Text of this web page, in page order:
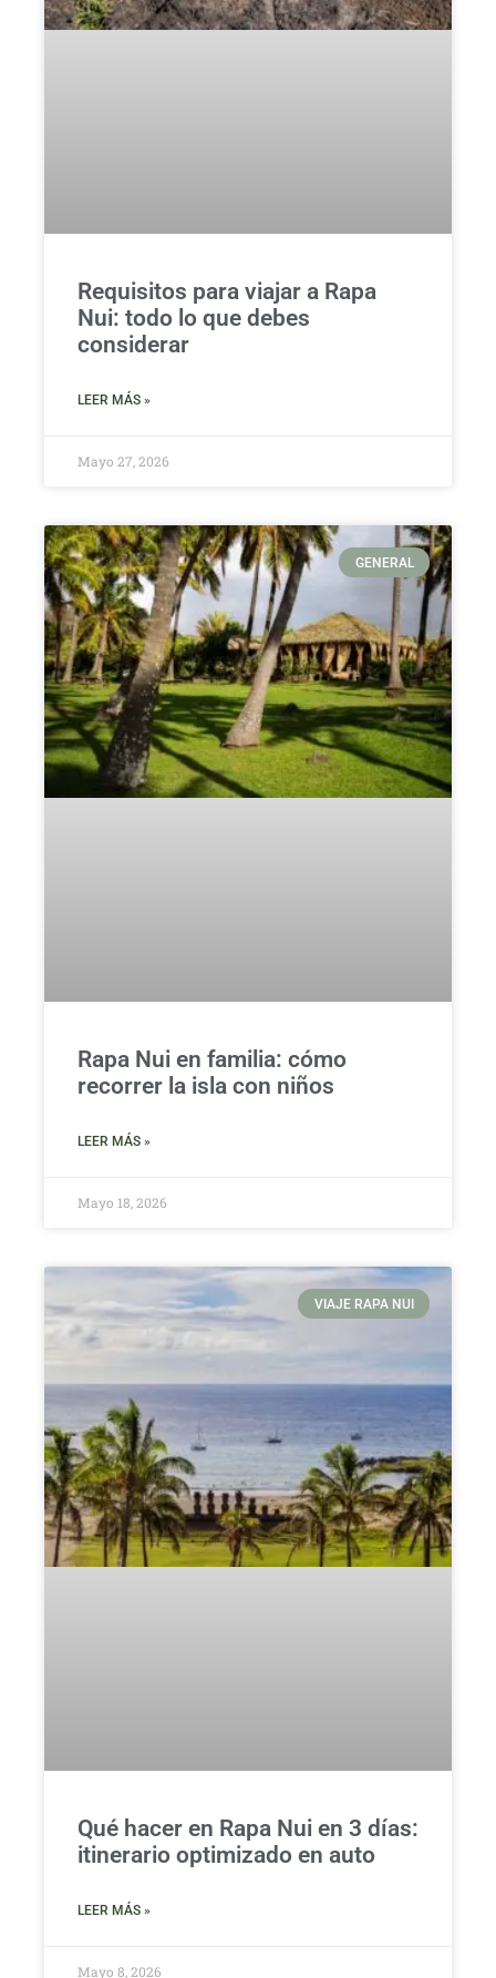
Requisitos para viajar a Rapa
Nui: todo lo que debes
considerar
LEER MÁS »
Mayo 27, 2026
GENERAL
Rapa Nui en familia: cómo
recorrer la isla con niños
LEER MÁS »
Mayo 18, 2026
VIAJE RAPA NUI
Qué hacer en Rapa Nui en 3 días:
itinerario optimizado en auto
LEER MÁS »
Mayo 8, 2026